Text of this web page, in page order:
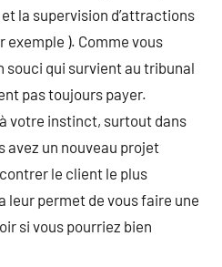
la supervision d’attractions
exemple ). Comme vous
souci qui survient au tribunal
pas toujours payer.
votre instinct, surtout dans
avez un nouveau projet
le client le plus
leur permet de vous faire une
si vous pourriez bien